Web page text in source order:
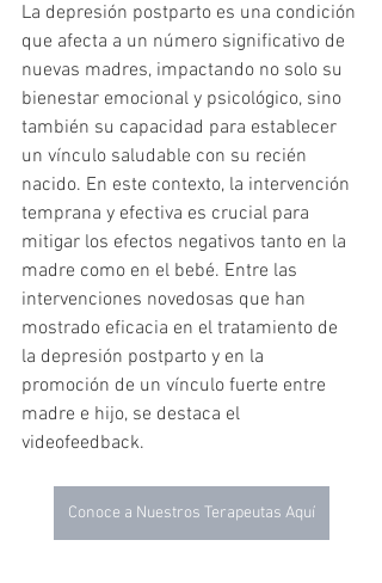
La depresión postparto es una condición
que afecta a un número significativo de
nuevas madres, impactando no solo su
bienestar emocional y psicológico, sino
también su capacidad para establecer
un vínculo saludable con su recién
nacido. En este contexto, la intervención
temprana y efectiva es crucial para
mitigar los efectos negativos tanto en la
madre como en el bebé. Entre las
intervenciones novedosas que han
mostrado eficacia en el tratamiento de
la depresión postparto y en la
promoción de un vínculo fuerte entre
madre e hijo, se destaca el
videofeedback.
Conoce a Nuestros Terapeutas Aquí